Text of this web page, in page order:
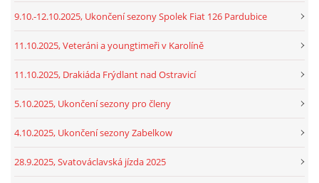
9.10.-12.10.2025, Ukončení sezony Spolek Fiat 126 Pardubice
11.10.2025, Veteráni a youngtimeři v Karolíně
11.10.2025, Drakiáda Frýdlant nad Ostravicí
5.10.2025, Ukončení sezony pro členy
4.10.2025, Ukončení sezony Zabelkow
28.9.2025, Svatováclavská jízda 2025